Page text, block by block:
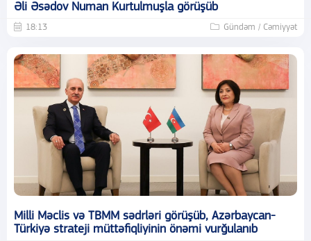
Əli Əsədov Numan Kurtulmuşla görüşüb
18:13 Gündəm / Cəmiyyət
Milli Məclis və TBMM sədrləri görüşüb, Azərbaycan-
Türkiyə strateji müttəfiqliyinin önəmi vurğulanıb